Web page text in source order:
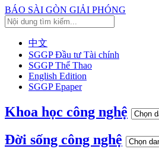
BÁO SÀI GÒN GIẢI PHÓNG
中文
SGGP Đầu tư Tài chính
SGGP Thể Thao
English Edition
SGGP Epaper
Khoa học công nghệ
Đời sống công nghệ